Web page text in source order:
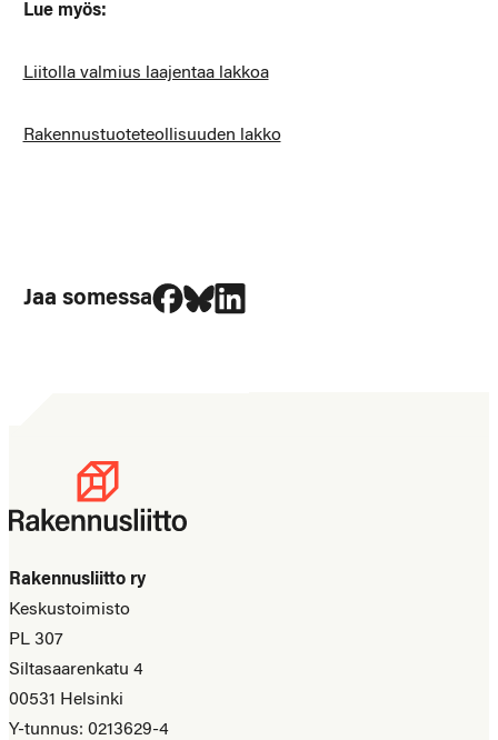
Lue myös:
Liitolla valmius laajentaa lakkoa
Rakennustuoteteollisuuden lakko
Jaa somessa
Jaa Facebookissa
Jaa Blueskyssa
Jaa LinkedIn:ssä
Rakennusliitto ry
Keskustoimisto
PL 307
Siltasaarenkatu 4
00531 Helsinki
Y-tunnus: 0213629-4